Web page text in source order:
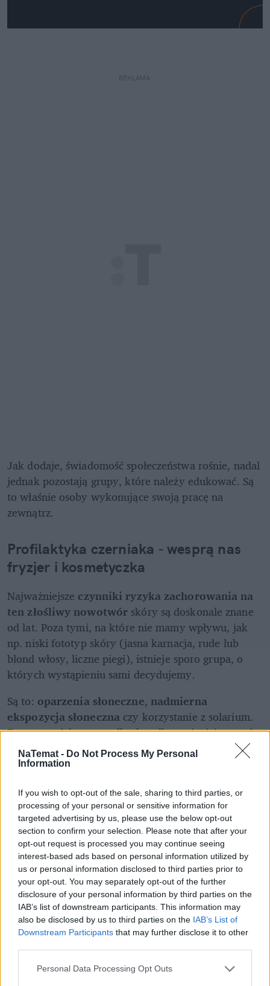
NaTemat - Do Not Process My Personal
Information
If you wish to opt-out of the sale, sharing to third parties, or
processing of your personal or sensitive information for
targeted advertising by us, please use the below opt-out
section to confirm your selection. Please note that after your
opt-out request is processed you may continue seeing
interest-based ads based on personal information utilized by
us or personal information disclosed to third parties prior to
your opt-out. You may separately opt-out of the further
disclosure of your personal information by third parties on the
IAB’s list of downstream participants. This information may
also be disclosed by us to third parties on the IAB’s List of
Downstream Participants that may further disclose it to other
Personal Data Processing Opt Outs
REKLAMA
Jak dodaje, świadomość społeczeństwa rośnie, nadal
jednak pozostają grupy, które należy edukować. Są
to właśnie osoby wykonujące swoją pracę na
zewnątrz.
Profilaktyka czerniaka - wesprą nas
fryzjer i kosmetyczka
Najważniejsze czynniki ryzyka zachorowania na
ten złośliwy nowotwór skóry są doskonale znane
od lat. Poza tymi, na które nie mamy wpływu, jak
np. niski fototyp skóry (jasna karnacja, rude lub
blond włosy, liczne piegi), istnieje sporo grupa, o
których wystąpieniu sami decydujemy.
Są to: oparzenia słoneczne, nadmierna
ekspozycja słoneczna czy korzystanie z solarium.
Zatem w wielu przypadkach, tylko zmieniając swoje
zachowania możemy uniknąć wystąpienia złośliwych
nowotworów skóry.